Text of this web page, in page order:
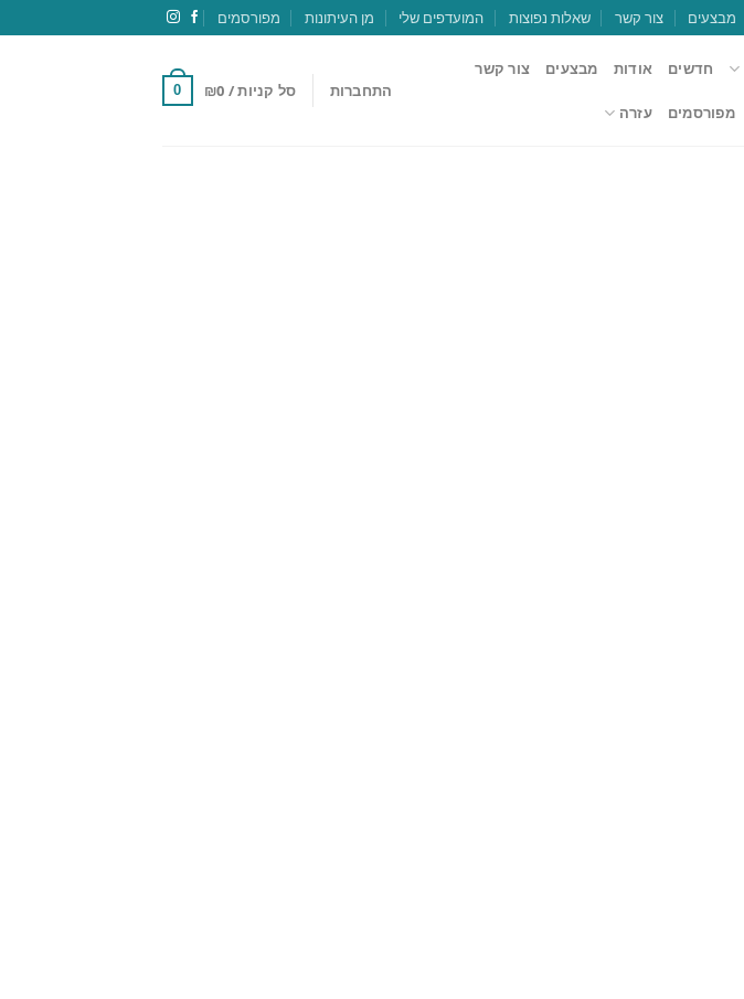
מבצעים צור קשר שאלות נפוצות המועדפים שלי מן העיתונות מפורסמים
חדשים אודות מבצעים צור קשר
מפורסמים עזרה
התחברות סל קניות / ₪0
0